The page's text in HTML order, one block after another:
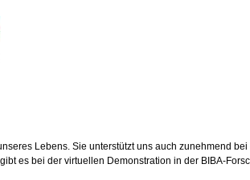
Lebens. Sie unterstützt uns auch zunehmend
es bei der virtuellen Demonstration in der BIBA-